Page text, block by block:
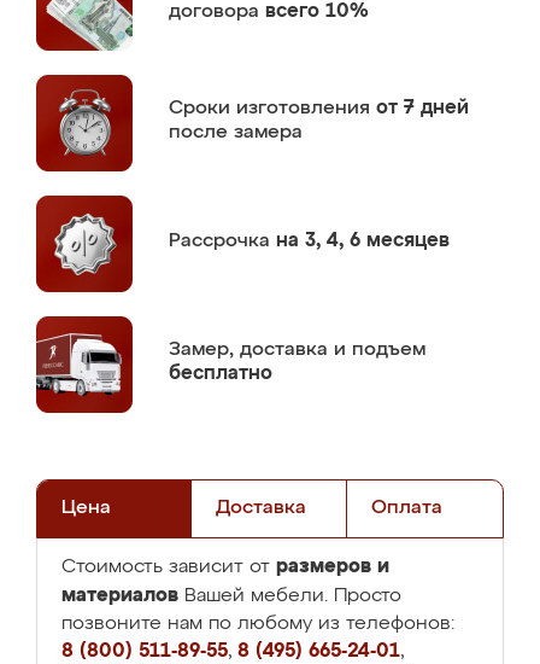
договора всего 10%
Сроки изготовления от 7 дней
после замера
Рассрочка на 3, 4, 6 месяцев
Замер, доставка и подъем
бесплатно
Цена Доставка Оплата
Стоимость зависит от размеров и
материалов Вашей мебели. Просто
позвоните нам по любому из телефонов:
8 (800) 511-89-55, 8 (495) 665-24-01,